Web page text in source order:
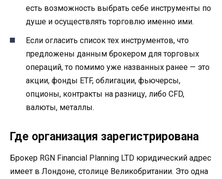
есть возможность выбрать себе инструменты по
душе и осуществлять торговлю именно ими.
Если огласить список тех инструментов, что
предложены данным брокером для торговых
операций, то помимо уже названных ранее — это
акции, фонды ETF, облигации, фьючерсы,
опционы, контракты на разницу, либо CFD,
валюты, металлы.
Где организация зарегистрирована
Брокер RGN Financial Planning LTD юридический адрес
имеет в Лондоне, столице Великобритании. Это одна